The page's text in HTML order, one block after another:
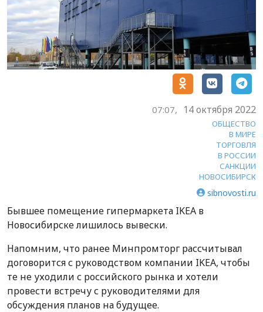
07:07, 14 октября 2022
ОБЩЕСТВО
В МИРЕ
ТОРГОВЛЯ
В РОССИИ
САНКЦИИ
НОВОСИБИРСК
sibnovosti.ru
Бывшее помещение гипермаркета IKEA в
Новосибирске лишилось вывески.
Напомним, что ранее Минпромторг рассчитывал
договорится с руководством компании IKEA, чтобы
те не уходили с российского рынка и хотели
провести встречу с руководителями для
обсуждения планов на будущее.